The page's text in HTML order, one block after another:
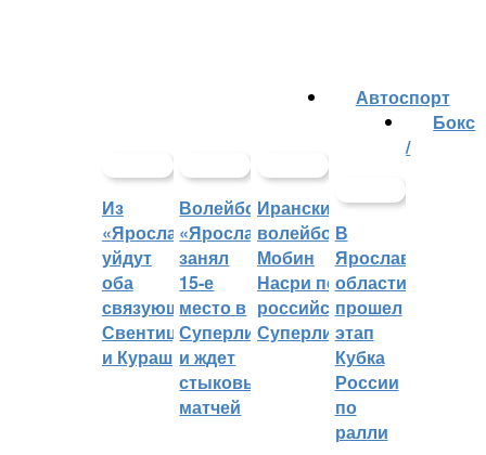
Из
«Ярославича»
уйдут
оба
связующих:
Свентицкис
и Кураш
Волейбольный
«Ярославич»
занял
15-е
место в
Суперлиге
и ждет
стыковых
матчей
Иранский
волейболист
Мобин
Насри покинет
российскую
Суперлигу
Автоспорт
В
Ярославской
области
прошел
этап
Кубка
России
по
ралли
Бокс
/